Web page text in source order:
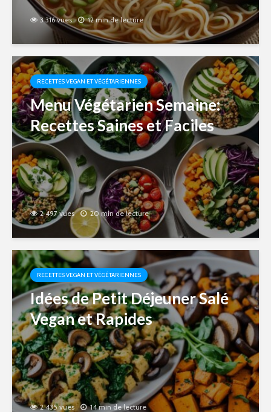
3 316 vues 12 min de lecture
RECETTES VEGAN ET VÉGÉTARIENNES
Menu Végétarien Semaine:
Recettes Saines et Faciles
2 497 vues 20 min de lecture
RECETTES VEGAN ET VÉGÉTARIENNES
Idées de Petit Déjeuner Salé
Vegan et Rapides
2 435 vues 14 min de lecture